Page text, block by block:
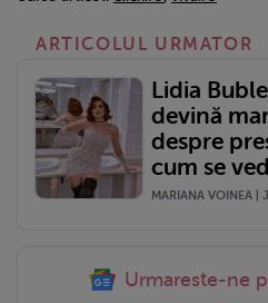
ARTICOLUL URMATOR
Lidia
devină
despre
cum se
MARIANA VOINEA |
Urmareste-ne